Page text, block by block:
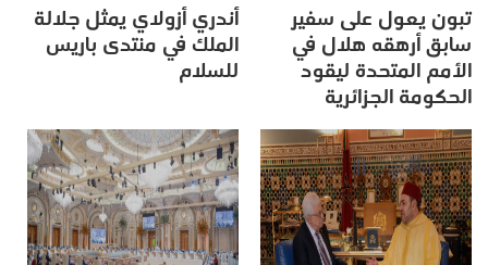
تبون يعول على سفير
سابق أرهقه هلال في
الأمم المتحدة ليقود
الحكومة الجزائرية
أندري أزولاي يمثل جلالة
الملك في منتدى باريس
للسلام